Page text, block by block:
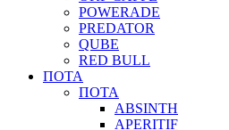
POWERADE
PREDATOR
QUBE
RED BULL
ΠΟΤΑ
ΠΟΤΑ
ABSINTH
APERITIF